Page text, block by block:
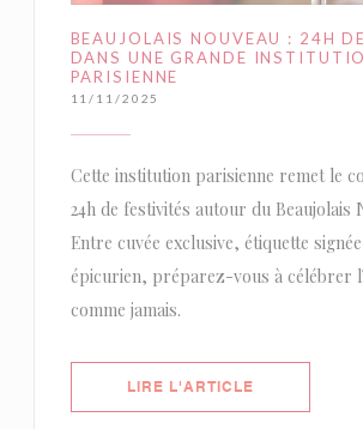
BEAUJOLAIS NOUVEAU : 24H
DANS UNE GRANDE
PARISIENNE
11/11/2025
Cette institution parisienne remet le
24h de festivités autour du Beaujolais
Entre cuvée exclusive, étiquette
épicurien, préparez-vous à célébrer
comme jamais.
LIRE L'ARTICLE((OUVRE